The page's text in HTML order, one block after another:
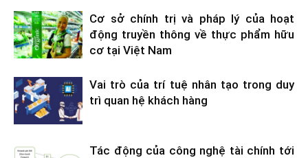
Cơ sở chính trị và pháp lý của hoạt
động truyền thông về thực phẩm hữu
cơ tại Việt Nam
Vai trò của trí tuệ nhân tạo trong duy
trì quan hệ khách hàng
Tác động của công nghệ tài chính tới